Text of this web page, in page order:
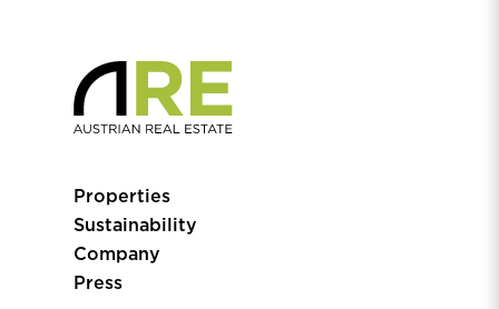
Properties
Sustainability
Company
Press